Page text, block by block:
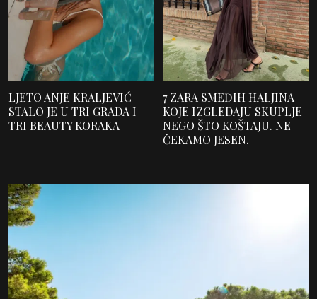
LJETO ANJE KRALJEVIĆ
STALO JE U TRI GRADA I
TRI BEAUTY KORAKA
7 ZARA SMEĐIH HALJINA
KOJE IZGLEDAJU SKUPLJE
NEGO ŠTO KOŠTAJU. NE
ČEKAMO JESEN.